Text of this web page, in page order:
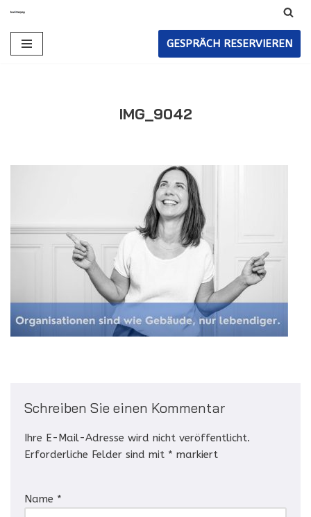
Zum
Inhalt
GESPRÄCH RESERVIEREN
IMG_9042
Schreiben Sie einen Kommentar
Ihre E-Mail-Adresse wird nicht veröffentlicht.
Erforderliche Felder sind mit * markiert
Name *